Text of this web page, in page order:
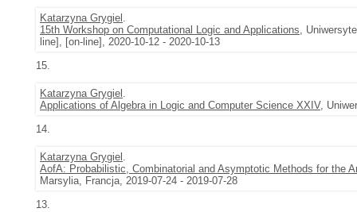
Katarzyna Grygiel .
15th Workshop on Computational Logic and Applications,
line], [on-line], 2020-10-12 - 2020-10-13
15.
Katarzyna Grygiel .
Applications of Algebra in Logic and Computer Science XXIV,
14.
Katarzyna Grygiel .
AofA: Probabilistic, Combinatorial and Asymptotic Methods for the
Marsylia, Francja, 2019-07-24 - 2019-07-28
13.